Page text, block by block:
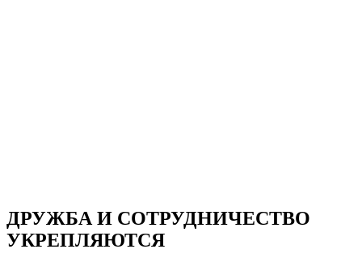
ДРУЖБА И СОТРУДНИЧЕСТВО
УКРЕПЛЯЮТСЯ